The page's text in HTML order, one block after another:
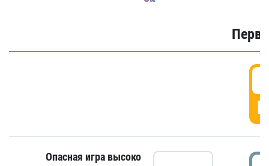
Опасная игра высоко